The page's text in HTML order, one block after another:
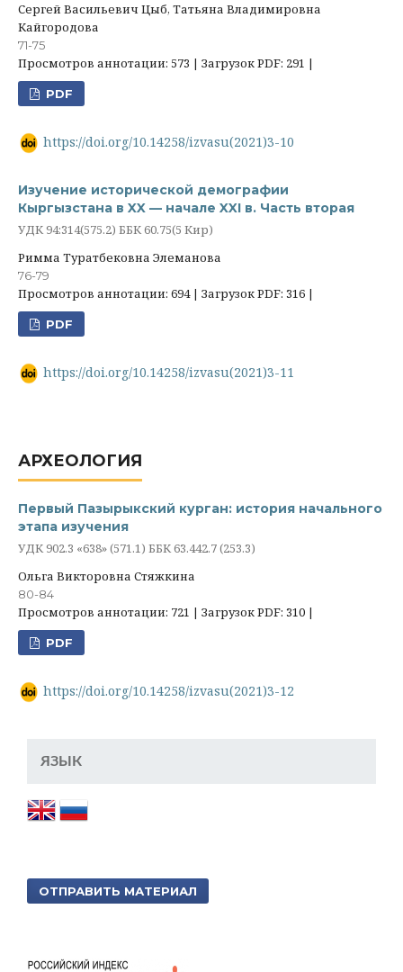
Сергей Васильевич Цыб, Татьяна Владимировна
Кайгородова
71-75
Просмотров аннотации: 573 | Загрузок PDF: 291 |
PDF
https://doi.org/10.14258/izvasu(2021)3-10
Изучение исторической демографии
Кыргызстана в XX — начале XXI в. Часть вторая
УДК 94:314(575.2) ББК 60.75(5 Кир)
Римма Туратбековна Элеманова
76-79
Просмотров аннотации: 694 | Загрузок PDF: 316 |
PDF
https://doi.org/10.14258/izvasu(2021)3-11
АРХЕОЛОГИЯ
Первый Пазырыкский курган: история начального
этапа изучения
УДК 902.3 «638» (571.1) ББК 63.442.7 (253.3)
Ольга Викторовна Стяжкина
80-84
Просмотров аннотации: 721 | Загрузок PDF: 310 |
PDF
https://doi.org/10.14258/izvasu(2021)3-12
ЯЗЫК
ОТПРАВИТЬ МАТЕРИАЛ